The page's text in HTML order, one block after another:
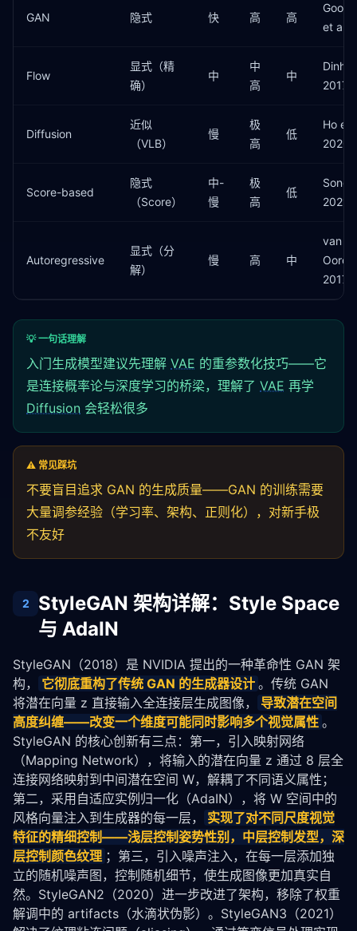
# 重构损失（高斯假设下的负对数似然）
"模式覆盖": "好"
}
for name, props
model_comparison.items():
f"{name:<12} | {props['图像质量']:<14} |
GAN 隐式 快 高 高
et al.
Flow
显式（精
确）
中
中
高
中
Dinh
2017
Diffusion
近似
（VLB）
慢
极
高
低
Ho et
2020
Score-based
隐式
（Score）
中-
慢
极
高
低
Song
2021
Autoregressive
显式（分
解）
慢 高 中
van
Oord
2017
💡 一句话理解
入门生成模型建议先理解 VAE 的重参数化技巧——它
是连接概率论与深度学习的桥梁，理解了 VAE 再学
Diffusion 会轻松很多
⚠️ 常见踩坑
不要盲目追求 GAN 的生成质量——GAN 的训练需要
大量调参经验（学习率、架构、正则化），对新手极
不友好
2
StyleGAN 架构详解：Style Space
与 AdaIN
StyleGAN（2018）是 NVIDIA 提出的一种革命性 GAN 架
构，
它彻底重构了传统 GAN 的生成器设计 。传统 GAN
将潜在向量 z 直接输入全连接层生成图像，
导致潜在空间
高度纠缠——改变一个维度可能同时影响多个视觉属性 。
StyleGAN 的核心创新有三点：第一，引入映射网络
（Mapping Network），将输入的潜在向量 z 通过 8 层全
连接网络映射到中间潜在空间 W，解耦了不同语义属性；
第二，采用自适应实例归一化（AdaIN），将 W 空间中的
风格向量注入到生成器的每一层，
实现了对不同尺度视觉
特征的精细控制——浅层控制姿势性别，中层控制发型，深
层控制颜色纹理 ；第三，引入噪声注入，在每一层添加独
立的随机噪声图，控制随机细节，使生成图像更加真实自
然。StyleGAN2（2020）进一步改进了架构，移除了权重
解调中的 artifacts（水滴状伪影）。StyleGAN3（2021）